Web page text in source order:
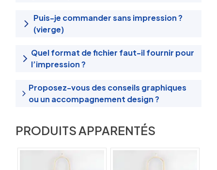
Puis-je commander sans impression ?
(vierge)
Quel format de fichier faut-il fournir pour
l’impression ?
Proposez-vous des conseils graphiques
ou un accompagnement design ?
PRODUITS APPARENTÉS